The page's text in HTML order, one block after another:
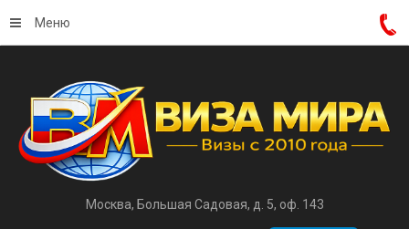
Москва, Большая Садовая, д. 5, оф. 143
Меню